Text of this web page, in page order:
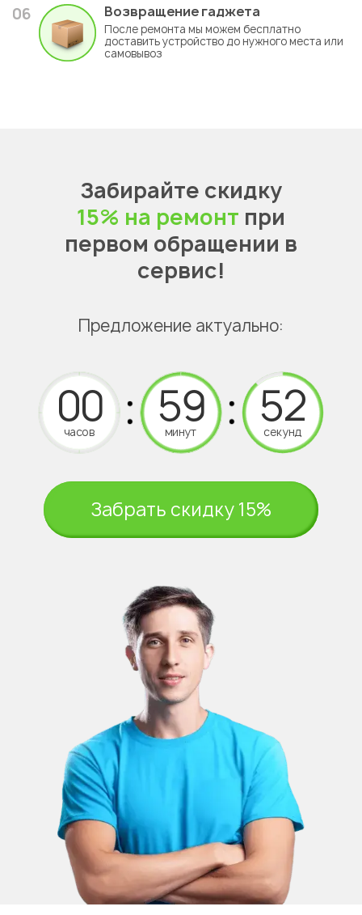
06 Возвращение гаджета
После ремонта мы можем бесплатно
доставить устройство до нужного места или
самовывоз
Забирайте скидку
15% на ремонт при
первом обращении в
сервис!
Предложение актуально:
часов минут секунд
Забрать скидку 15%